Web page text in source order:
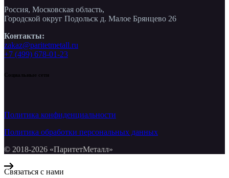
Россия, Московская область,
Городской округ Подольск д. Малое Брянцево 26
Контакты:
zakaz@paritetmetall.ru
+7 (499) 678-01-23
Социальные сети
Политика конфиденциальности
Политика обработки персональных данных
© 2018-2026 «ПаритетМеталл»
Связаться с нами